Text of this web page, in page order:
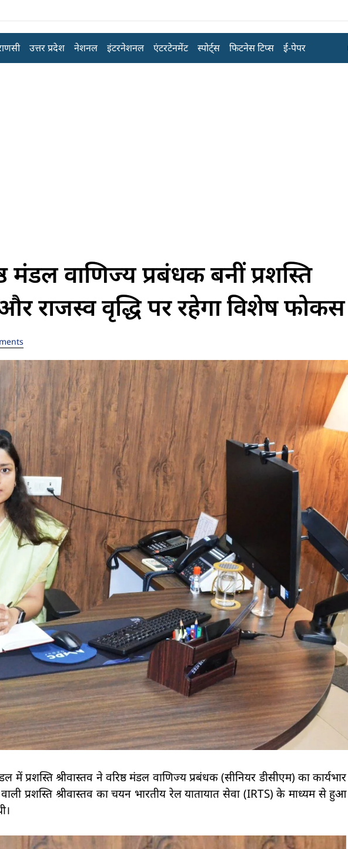
उत्तर प्रदेश नेशनल इंटरनेशनल एंटरटेनमेंट स्पोर्ट्स फिटनेस टिप्स ई-पेपर
मंडल वाणिज्य प्रबंधक बनीं प्रशस्ति
और राजस्व वृद्धि पर रहेगा विशेष फोकस
प्रशस्ति श्रीवास्तव ने वरिष्ठ मंडल वाणिज्य प्रबंधक (सीनियर डीसीएम) का कार्यभार
प्रशस्ति श्रीवास्तव का चयन भारतीय रेल यातायात सेवा (IRTS) के माध्यम से हुआ